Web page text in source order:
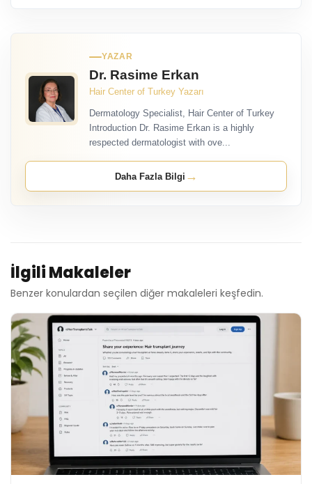
YAZAR
Dr. Rasime Erkan
Hair Center of Turkey Yazarı
Dermatology Specialist, Hair Center of Turkey
Introduction Dr. Rasime Erkan is a highly
respected dermatologist with ove...
Daha Fazla Bilgi →
İlgili Makaleler
Benzer konulardan seçilen diğer makaleleri keşfedin.